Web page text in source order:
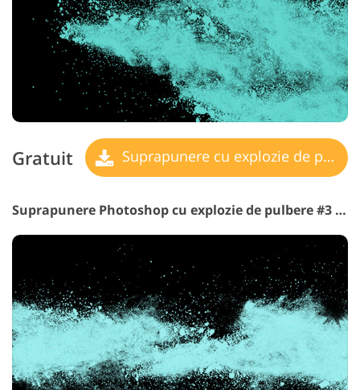
Gratuit Suprapunere cu explozie de pulbere
Suprapunere Photoshop cu explozie de pulbere #3 "Azure Skies"